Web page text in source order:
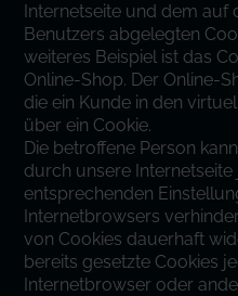
Internetseite und dem
Benutzers abgelegten
weiteres Beispiel ist das
Online-Shop. Der Online-
die ein Kunde in den
über ein Cookie.
Die betroffene Person
durch unsere
entsprechenden
Internetbrowsers
von Cookies dauerhaft
bereits gesetzte Cookies
Internetbrowser oder